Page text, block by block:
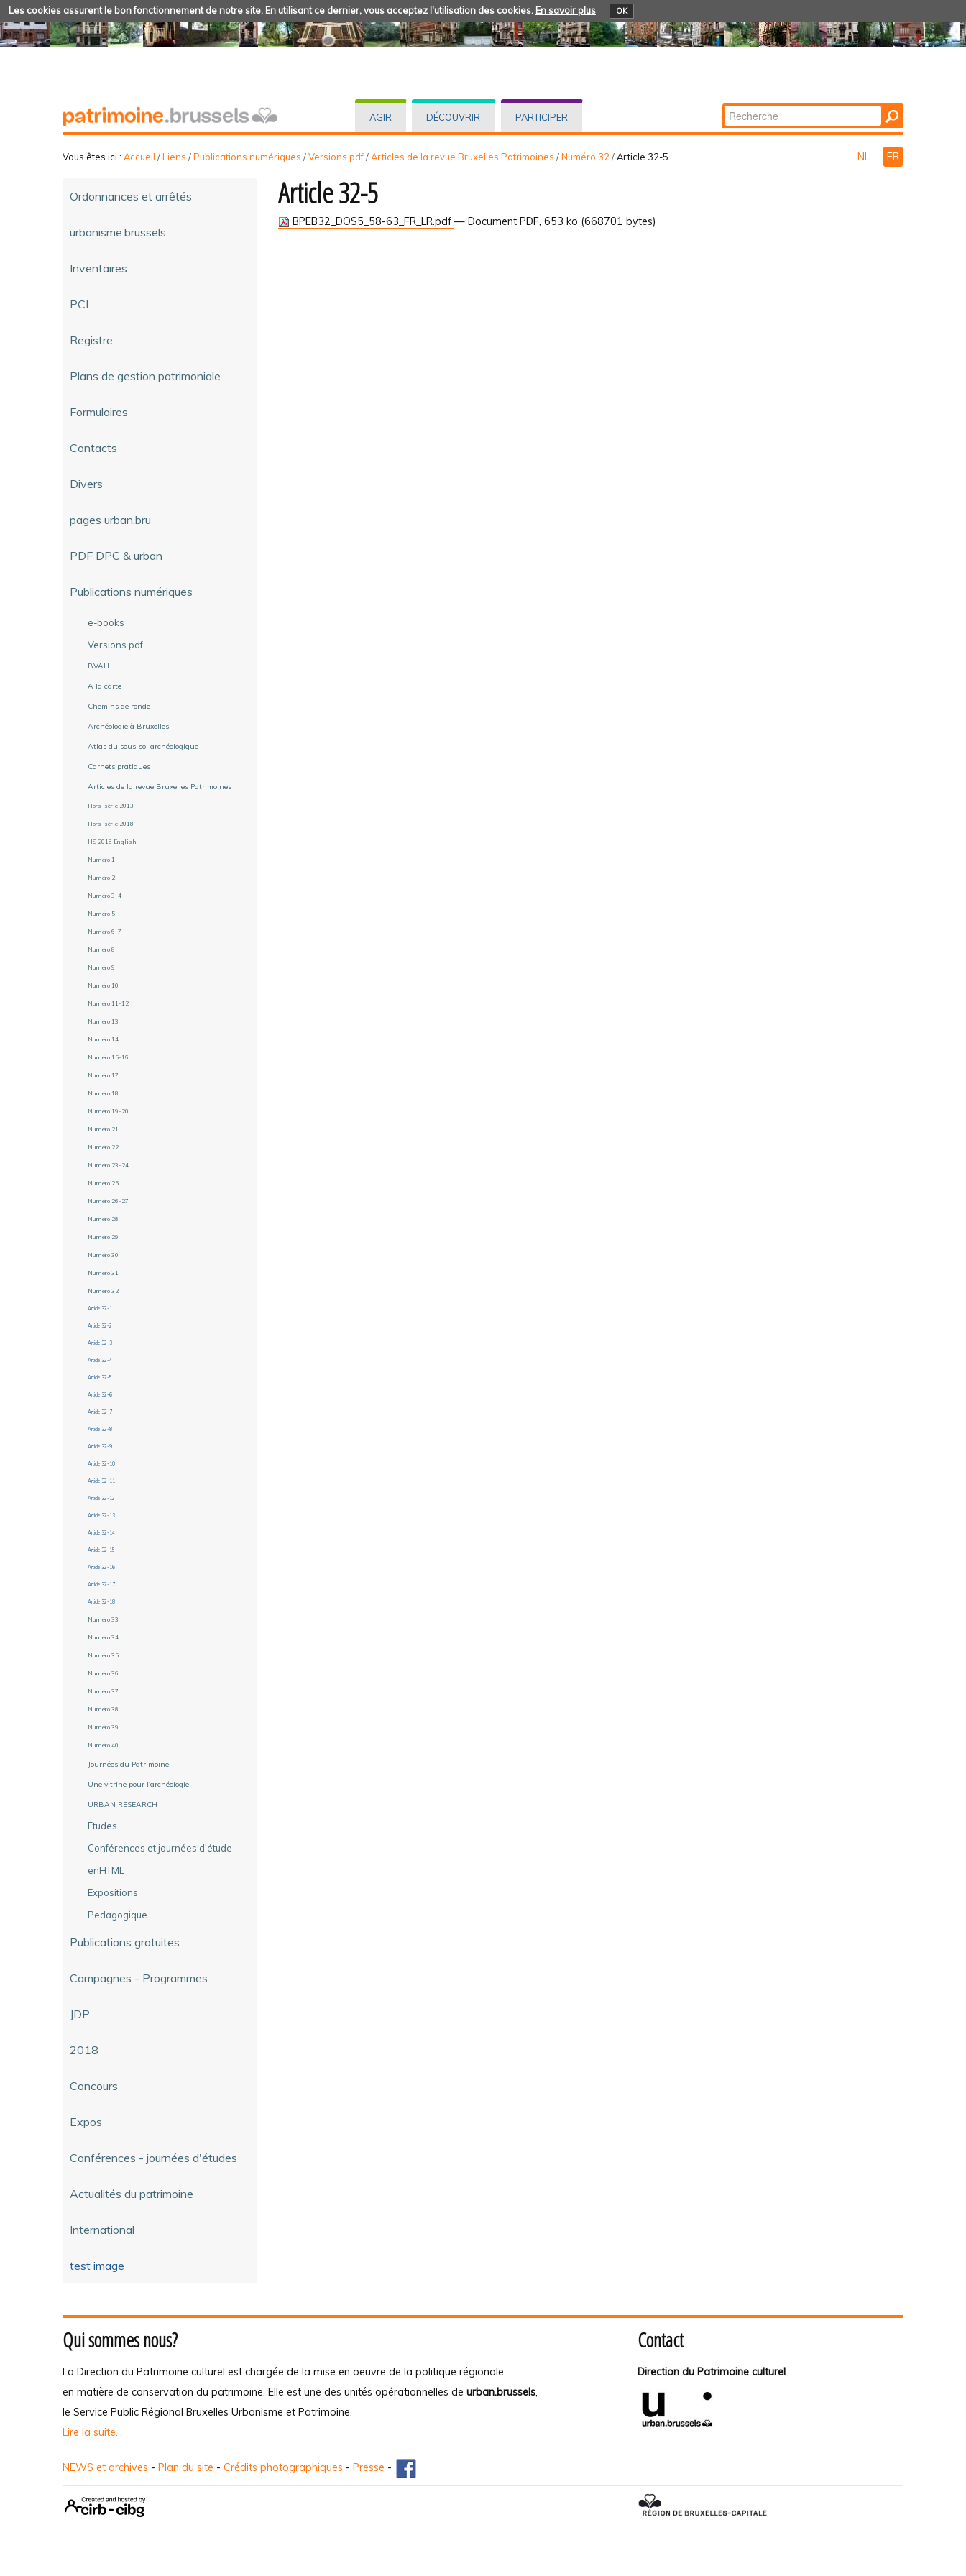
Les cookies assurent le bon fonctionnement de notre site. En utilisant ce dernier, vous acceptez l'utilisation des cookies. En savoir plus OK
AGIR DÉCOUVRIR PARTICIPER Chercher par
Recherche
Vous êtes ici : Accueil /Liens /Publications numériques /Versions pdf/Articles de la revue Bruxelles Patrimoines /Numéro 32 /Article 32-5 NL FR
Ordonnances et arrêtés
urbanisme.brussels
Inventaires
PCI
Registre
Plans de gestion patrimoniale
Formulaires
Contacts
Divers
pages urban.bru
PDF DPC & urban
Publications numériques
e-books
Versions pdf
BVAH
A la carte
Chemins de ronde
Archéologie à Bruxelles
Atlas du sous-sol archéologique
Carnets pratiques
Articles de la revue Bruxelles Patrimoines
Hors-série 2013
Hors-série 2018
HS 2018 English
Numéro 1
Numéro 2
Numéro 3-4
Numéro 5
Numéro 6-7
Numéro 8
Numéro 9
Numéro 10
Numéro 11-12
Numéro 13
Numéro 14
Numéro 15-16
Numéro 17
Numéro 18
Numéro 19-20
Numéro 21
Numéro 22
Numéro 23-24
Numéro 25
Numéro 26-27
Numéro 28
Numéro 29
Numéro 30
Numéro 31
Numéro 32
Article 32-1
Article 32-2
Article 32-3
Article 32-4
Article 32-5
Article 32-6
Article 32-7
Article 32-8
Article 32-9
Article 32-10
Article 32-11
Article 32-12
Article 32-13
Article 32-14
Article 32-15
Article 32-16
Article 32-17
Article 32-18
Numéro 33
Numéro 34
Numéro 35
Numéro 36
Numéro 37
Numéro 38
Numéro 39
Numéro 40
Journées du Patrimoine
Une vitrine pour l'archéologie
URBAN RESEARCH
Etudes
Conférences et journées d'étude
enHTML
Expositions
Pedagogique
Publications gratuites
Campagnes - Programmes
JDP
2018
Concours
Expos
Conférences - journées d'études
Actualités du patrimoine
International
test image
Article 32-5
BPEB32_DOS5_58-63_FR_LR.pdf — Document PDF, 653 ko (668701 bytes)
Qui sommes nous?
La Direction du Patrimoine culturel est chargée de la mise en oeuvre de la politique régionale
en matière de conservation du patrimoine. Elle est une des unités opérationnelles de urban.brussels,
le Service Public Régional Bruxelles Urbanisme et Patrimoine.
Lire la suite...
Contact
Direction du Patrimoine culturel
NEWS et archives - Plan du site - Crédits photographiques - Presse -